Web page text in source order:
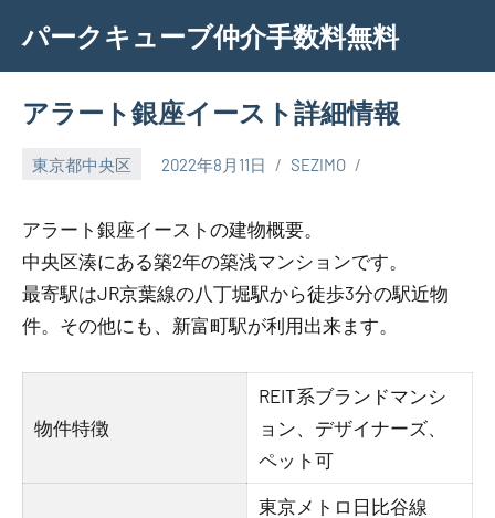
content
パークキューブ仲介手数料無料
アラート銀座イースト詳細情報
東京都中央区 2022年8月11日 SEZIMO
アラート銀座イーストの建物概要。
中央区湊にある築2年の築浅マンションです。
最寄駅はJR京葉線の八丁堀駅から徒歩3分の駅近物
件。その他にも、新富町駅が利用出来ます。
物件特徴
REIT系ブランドマンシ
ョン、デザイナーズ、
ペット可
東京メトロ日比谷線